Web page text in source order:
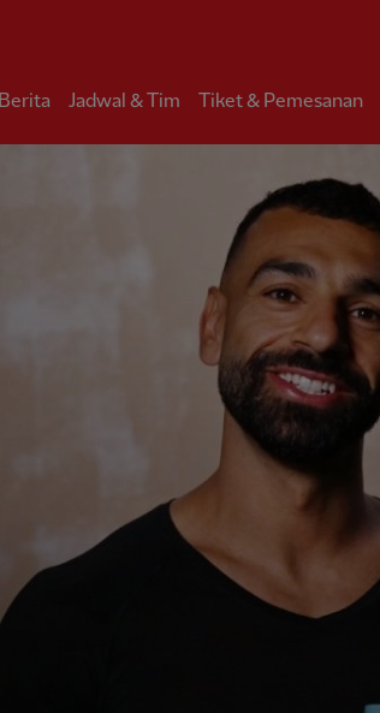
Berita Jadwal & Tim Tiket & Pemesanan